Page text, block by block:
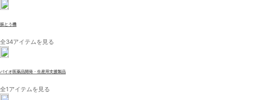
振とう機
全34アイテムを見る
バイオ医薬品開発・生産用支援製品
全1アイテムを見る